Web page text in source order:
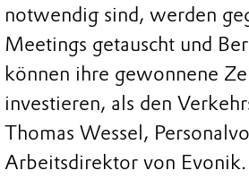
notwendig sind, werden
Meetings getauscht und
können ihre gewonnene
investieren, als den
Thomas Wessel,
Arbeitsdirektor von